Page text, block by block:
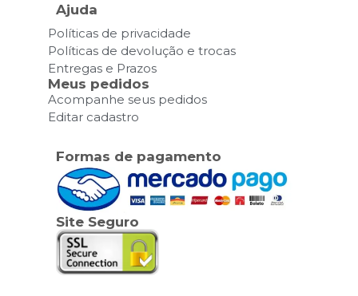
Ajuda
Políticas de privacidade
Políticas de devolução e trocas
Entregas e Prazos
Meus pedidos
Acompanhe seus pedidos
Editar cadastro
Formas de pagamento
Site Seguro